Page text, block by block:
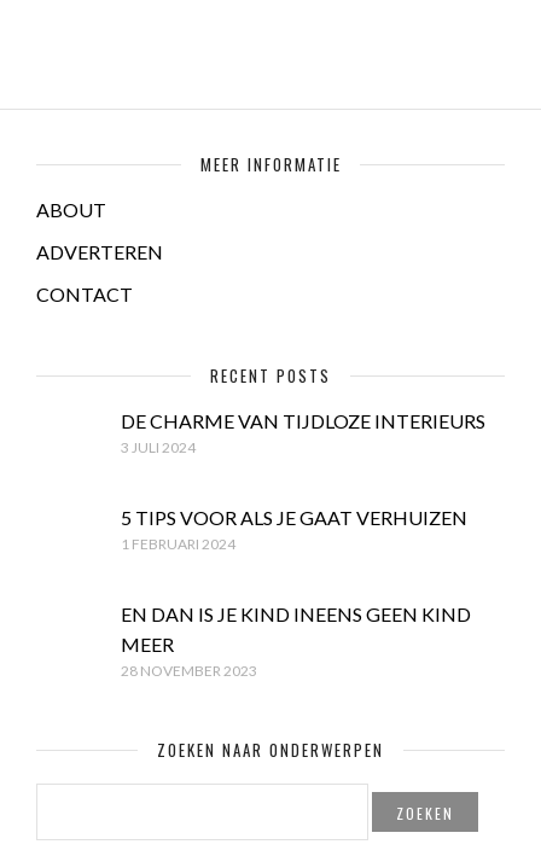
MEER INFORMATIE
ABOUT
ADVERTEREN
CONTACT
RECENT POSTS
DE CHARME VAN TIJDLOZE INTERIEURS
3 JULI 2024
5 TIPS VOOR ALS JE GAAT VERHUIZEN
1 FEBRUARI 2024
EN DAN IS JE KIND INEENS GEEN KIND
MEER
28 NOVEMBER 2023
ZOEKEN NAAR ONDERWERPEN
ZOEKEN